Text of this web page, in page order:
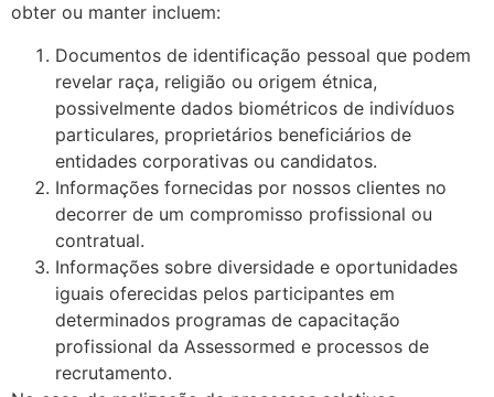
obter ou manter incluem:
Documentos de identificação pessoal que podem
revelar raça, religião ou origem étnica,
possivelmente dados biométricos de indivíduos
particulares, proprietários beneficiários de
entidades corporativas ou candidatos.
Informações fornecidas por nossos clientes no
decorrer de um compromisso profissional ou
contratual.
Informações sobre diversidade e oportunidades
iguais oferecidas pelos participantes em
determinados programas de capacitação
profissional da Assessormed e processos de
recrutamento.